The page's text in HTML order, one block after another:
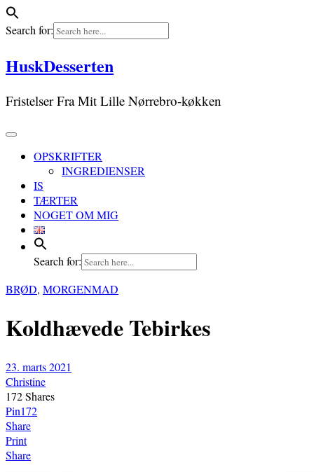
Search for:
Skip
to
HuskDesserten
Fristelser Fra Mit Lille Nørrebro-køkken
OPSKRIFTER
INGREDIENSER
IS
TÆRTER
NOGET OM MIG
Search for:
BRØD, MORGENMAD
Koldhævede Tebirkes
23. marts 2021
Christine
172Shares
Pin172
Share
Print
Share